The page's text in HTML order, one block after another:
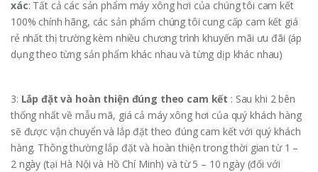
xác: Tất cả các sản phẩm máy xông hơi của chúng tôi cam kết
100% chính hãng, các sản phẩm chúng tôi cung cấp cam kết giá
rẻ nhất thị trường kèm nhiều chương trình khuyến mãi ưu đãi (áp
dụng theo từng sản phẩm khác nhau và từng dịp khác nhau)
3: Lắp đặt và hoàn thiện đúng theo cam kết : Sau khi 2 bên
thống nhất về mẫu mã, giá cả máy xông hơi của quý khách hàng
sẽ được vận chuyển và lắp đặt theo đúng cam kết với quý khách
hàng. Thông thường lắp đặt và hoàn thiện trong thời gian từ 1 –
2 ngày (tại Hà Nội và Hồ Chí Minh) và từ 5 – 10 ngày (đối với